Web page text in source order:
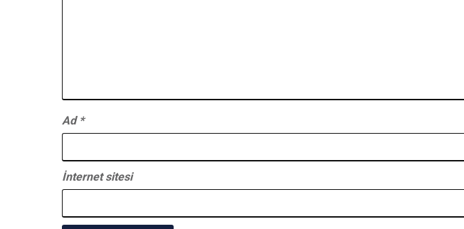
Ad *
İnternet sitesi